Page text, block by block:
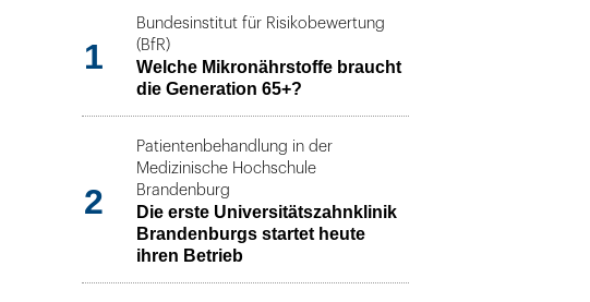
1
Bundesinstitut für Risikobewertung
(BfR)
Welche Mikronährstoffe braucht
die Generation 65+?
2
Patientenbehandlung in der
Medizinische Hochschule
Brandenburg
Die erste Universitätszahnklinik
Brandenburgs startet heute
ihren Betrieb